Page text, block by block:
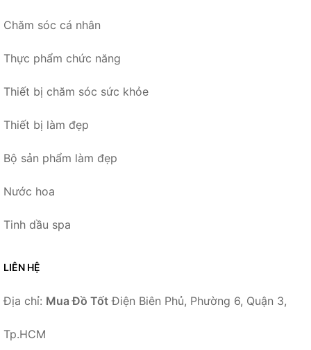
Chăm sóc cá nhân
Thực phẩm chức năng
Thiết bị chăm sóc sức khỏe
Thiết bị làm đẹp
Bộ sản phẩm làm đẹp
Nước hoa
Tinh dầu spa
LIÊN HỆ
Địa chỉ: Mua Đồ Tốt Điện Biên Phủ, Phường 6, Quận 3,
Tp.HCM